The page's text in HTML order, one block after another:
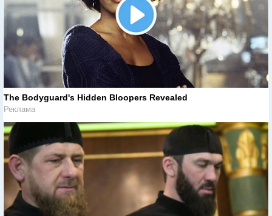
The Bodyguard's Hidden Bloopers Revealed
Реклама